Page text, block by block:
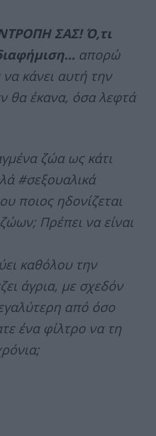
ΣΑΣ! Ό,τι
απορώ
κάνει αυτή την
θα έκανα, όσα λεφτά
ζώα ως κάτι
#σεξουαλικά
ποιος ηδονίζεται
Πρέπει να είναι
καθόλου την
άγρια, με σχεδόν
από όσο
ένα φίλτρο να τη